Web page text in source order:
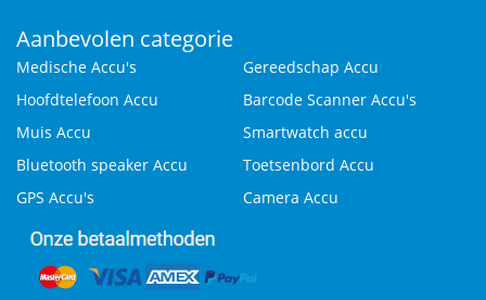
Aanbevolen categorie
Medische Accu's
Gereedschap Accu
Hoofdtelefoon Accu
Barcode Scanner Accu's
Muis Accu
Smartwatch accu
Bluetooth speaker Accu
Toetsenbord Accu
GPS Accu's
Camera Accu